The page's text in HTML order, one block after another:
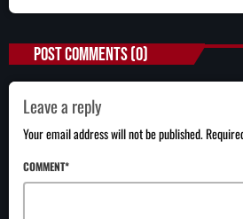
POST COMMENTS (0)
Leave a reply
Your email address will not be published.
COMMENT*